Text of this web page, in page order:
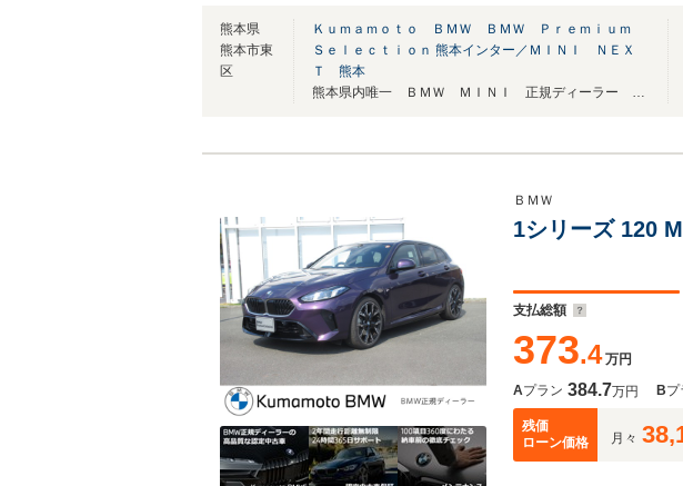
熊本県
熊本市東
区
Ｋｕｍａｍｏｔｏ ＢＭＷ ＢＭＷ Ｐｒｅｍｉｕｍ
Ｓｅｌｅｃｔｉｏｎ 熊本インター／ＭＩＮＩ ＮＥＸ
Ｔ 熊本
熊本県内唯一 ＢＭＷ ＭＩＮＩ 正規ディーラー 【中古車ご購入専用ダイヤル】
ＢＭＷ
1シリーズ 120
支払総額
373.4 万円
Aプラン 384.7万円 Bプ
残価
ローン価格
月々